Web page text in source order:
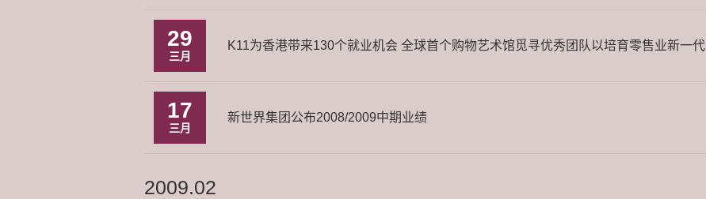
29
三月
K11为香港带来130个就业机会 全球首个购物艺术馆觅寻优秀团队以培育零售业新一代
17
三月
新世界集团公布2008/2009中期业绩
2009.02